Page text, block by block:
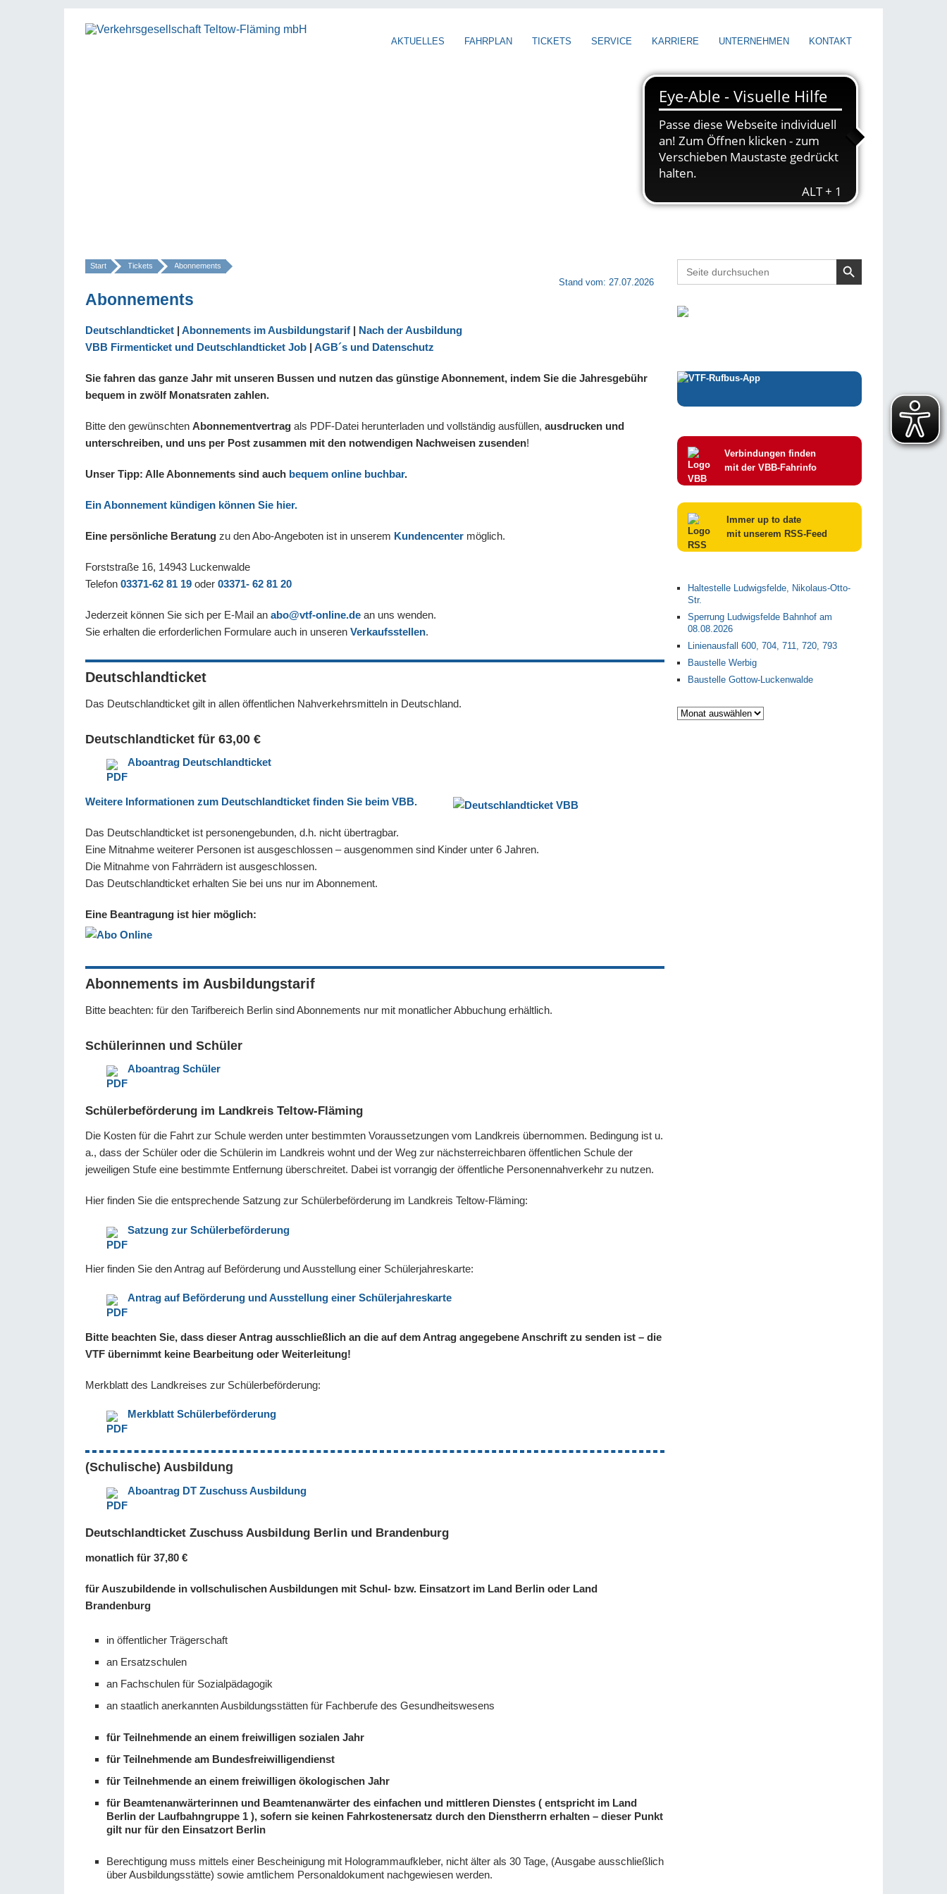
AKTUELLES FAHRPLAN TICKETS SERVICE KARRIERE UNTERNEHMEN KONTAKT
Start Tickets Abonnements »
Stand vom: 27.07.2026
Abonnements
Deutschlandticket | Abonnements im Ausbildungstarif | Nach der Ausbildung
VBB Firmenticket und Deutschlandticket Job | AGB´s und Datenschutz
Sie fahren das ganze Jahr mit unseren Bussen und nutzen das günstige Abonnement, indem Sie die Jahresgebühr
bequem in zwölf Monatsraten zahlen.
Bitte den gewünschten Abonnementvertrag als PDF-Datei herunterladen und vollständig ausfüllen, ausdrucken und
unterschreiben, und uns per Post zusammen mit den notwendigen Nachweisen zusenden!
Unser Tipp: Alle Abonnements sind auch bequem online buchbar.
Ein Abonnement kündigen können Sie hier.
Eine persönliche Beratung zu den Abo-Angeboten ist in unserem Kundencenter möglich.
Forststraße 16, 14943 Luckenwalde
Telefon 03371-62 81 19 oder 03371- 62 81 20
Jederzeit können Sie sich per E-Mail an abo@vtf-online.de an uns wenden.
Sie erhalten die erforderlichen Formulare auch in unseren Verkaufsstellen.
Deutschlandticket
Das Deutschlandticket gilt in allen öffentlichen Nahverkehrsmitteln in Deutschland.
Deutschlandticket für 63,00 €
Aboantrag Deutschlandticket
Weitere Informationen zum Deutschlandticket finden Sie beim VBB.
Das Deutschlandticket ist personengebunden, d.h. nicht übertragbar.
Eine Mitnahme weiterer Personen ist ausgeschlossen – ausgenommen sind Kinder unter 6 Jahren.
Die Mitnahme von Fahrrädern ist ausgeschlossen.
Das Deutschlandticket erhalten Sie bei uns nur im Abonnement.
Eine Beantragung ist hier möglich:
Abonnements im Ausbildungstarif
Bitte beachten: für den Tarifbereich Berlin sind Abonnements nur mit monatlicher Abbuchung erhältlich.
Schülerinnen und Schüler
Aboantrag Schüler
Schülerbeförderung im Landkreis Teltow-Fläming
Die Kosten für die Fahrt zur Schule werden unter bestimmten Voraussetzungen vom Landkreis übernommen. Bedingung ist u.
a., dass der Schüler oder die Schülerin im Landkreis wohnt und der Weg zur nächsterreichbaren öffentlichen Schule der
jeweiligen Stufe eine bestimmte Entfernung überschreitet. Dabei ist vorrangig der öffentliche Personennahverkehr zu nutzen.
Hier finden Sie die entsprechende Satzung zur Schülerbeförderung im Landkreis Teltow-Fläming:
Satzung zur Schülerbeförderung
Hier finden Sie den Antrag auf Beförderung und Ausstellung einer Schülerjahreskarte:
Antrag auf Beförderung und Ausstellung einer Schülerjahreskarte
Bitte beachten Sie, dass dieser Antrag ausschließlich an die auf dem Antrag angegebene Anschrift zu senden ist – die
VTF übernimmt keine Bearbeitung oder Weiterleitung!
Merkblatt des Landkreises zur Schülerbeförderung:
Merkblatt Schülerbeförderung
(Schulische) Ausbildung
Aboantrag DT Zuschuss Ausbildung
Deutschlandticket Zuschuss Ausbildung Berlin und Brandenburg
monatlich für 37,80 €
für Auszubildende in vollschulischen Ausbildungen mit Schul- bzw. Einsatzort im Land Berlin oder Land
Brandenburg
in öffentlicher Trägerschaft
an Ersatzschulen
an Fachschulen für Sozialpädagogik
an staatlich anerkannten Ausbildungsstätten für Fachberufe des Gesundheitswesens
für Teilnehmende an einem freiwilligen sozialen Jahr
für Teilnehmende am Bundesfreiwilligendienst
für Teilnehmende an einem freiwilligen ökologischen Jahr
für Beamtenanwärterinnen und Beamtenanwärter des einfachen und mittleren Dienstes ( entspricht im Land
Berlin der Laufbahngruppe 1 ), sofern sie keinen Fahrkostenersatz durch den Dienstherrn erhalten – dieser Punkt
gilt nur für den Einsatzort Berlin
Berechtigung muss mittels einer Bescheinigung mit Hologrammaufkleber, nicht älter als 30 Tage, (Ausgabe ausschließlich
über Ausbildungsstätte) sowie amtlichem Personaldokument nachgewiesen werden.
Search
for:
Search Button
Verbindungen finden
mit der VBB-Fahrinfo
Immer up to date
mit unserem RSS-Feed
Haltestelle Ludwigsfelde, Nikolaus-Otto-
Str.
Sperrung Ludwigsfelde Bahnhof am
08.08.2026
Linienausfall 600, 704, 711, 720, 793
Baustelle Werbig
Baustelle Gottow-Luckenwalde
Archiv